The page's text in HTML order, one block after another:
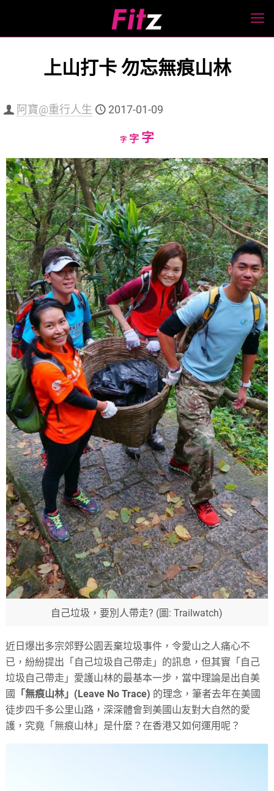
上山打卡 勿忘無痕山林
阿寶@重行人生 2017-01-09
字Decrease
size.
字Reset
size.
字Increase
size.
自己垃圾，要別人帶走? (圖: Trailwatch)
近日爆出多宗郊野公園丟棄垃圾事件，令愛山之人痛心不
已，紛紛提出「自己垃圾自己帶走」的訊息，但其實「自己
垃圾自己帶走」愛護山林的最基本一步，當中理論是出自美
國
「無痕山林」(Leave No Trace) 的理念，筆者去年在美國
徒步四千多公里山路，深深體會到美國山友對大自然的愛
護，究竟「無痕山林」是什麼？在香港又如何運用呢？